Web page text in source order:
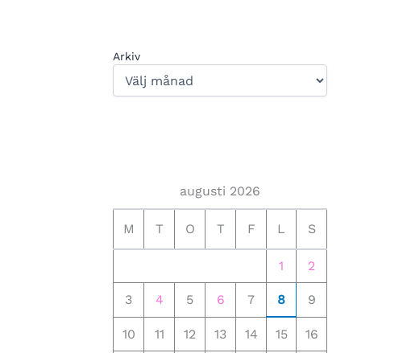
Arkiv
augusti 2026
M T O T F L S
1 2
3 4 5 6 7 8 9
10 11 12 13 14 15 16